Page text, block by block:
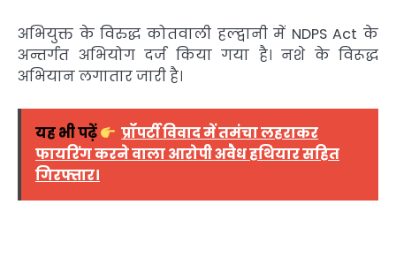
अभियुक्त के विरुद्ध कोतवाली हल्द्वानी में NDPS Act के
अन्तर्गत अभियोग दर्ज किया गया है। नशे के विरूद्ध
अभियान लगातार जारी है।
यह भी पढ़ें
प्रॉपर्टी विवाद में तमंचा लहराकर
फायरिंग करने वाला आरोपी अवैध हथियार सहित
गिरफ्तार।